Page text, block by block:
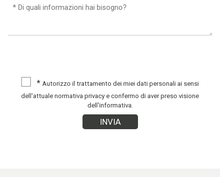
* Autorizzo il trattamento dei miei dati personali ai sensi
dell'attuale normativa privacy e confermo di aver preso visione
dell'informativa.